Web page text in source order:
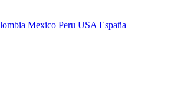
Mexico Peru USA España